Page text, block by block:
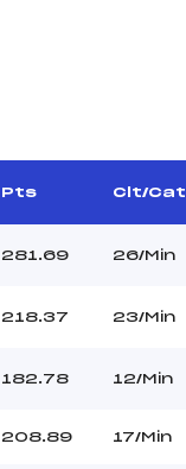
Pts Clt/Cat
281.69 26/Min
218.37 23/Min
182.78 12/Min
208.89 17/Min